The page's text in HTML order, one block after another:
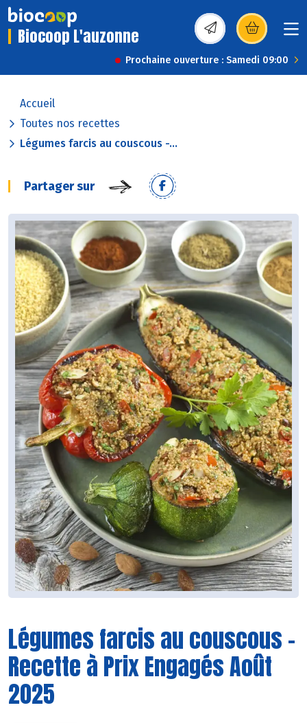
Biocoop L'auzonne (s’ouvre dans une
Prochaine ouverture : Samedi 09:00
Accueil
Toutes nos recettes
Légumes farcis au couscous -...
Partager sur
Légumes farcis au couscous -
Recette à Prix Engagés Août
2025